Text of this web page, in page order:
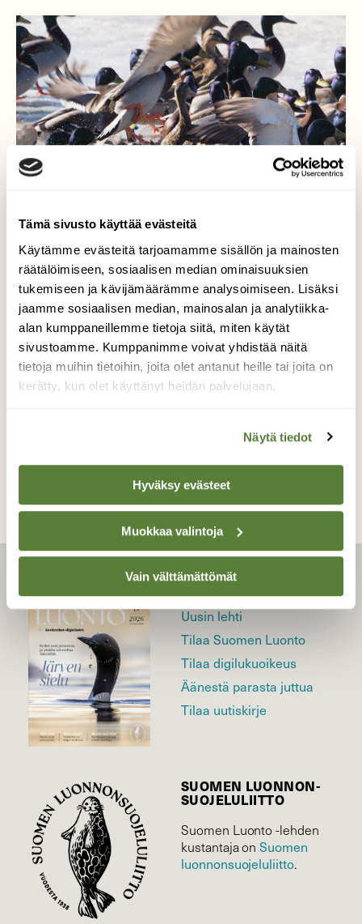
Tämä sivusto käyttää evästeitä
Käytämme evästeitä tarjoamamme sisällön ja mainosten
räätälöimiseen, sosiaalisen median ominaisuuksien
tukemiseen ja kävijämäärämme analysoimiseen. Lisäksi
jaamme sosiaalisen median, mainosalan ja analytiikka-
alan kumppaneillemme tietoja siitä, miten käytät
sivustoamme. Kumppanimme voivat yhdistää näitä
tietoja muihin tietoihin, joita olet antanut heille tai joita on
kerätty, kun olet käyttänyt heidän palvelujaan.
Näytä tiedot
Hyväksy evästeet
Muokkaa valintoja
Vain välttämättömät
Suoranainen paniikki...
...mutta miksi, toistuu kumminkin usein.
Valokuvaaja: Martti Valtonen, Vesijärvi Niemi
19.3.2025
TAKAISIN LISTAAN
LEHTI
Uusin lehti
Tilaa Suomen Luonto
Tilaa digilukuoikeus
Äänestä parasta juttua
Tilaa uutiskirje
SUOMEN LUONNON­
SUOJELU­LIITTO
Suomen Luonto -lehden
kustantaja onSuomen
luonnonsuojelu­liitto.